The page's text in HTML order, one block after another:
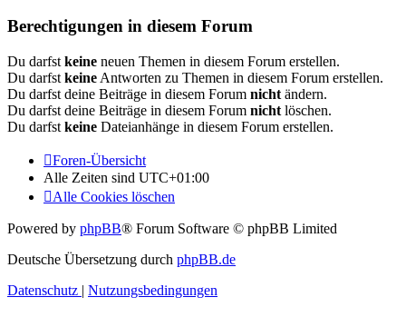
Berechtigungen in diesem Forum
Du darfst keine neuen Themen in diesem Forum erstellen.
Du darfst keine Antworten zu Themen in diesem Forum erstellen.
Du darfst deine Beiträge in diesem Forum nicht ändern.
Du darfst deine Beiträge in diesem Forum nicht löschen.
Du darfst keine Dateianhänge in diesem Forum erstellen.
Foren-Übersicht
Alle Zeiten sind UTC+01:00
Alle Cookies löschen
Powered by phpBB® Forum Software © phpBB Limited
Deutsche Übersetzung durch phpBB.de
Datenschutz | Nutzungsbedingungen